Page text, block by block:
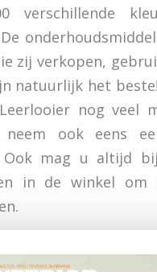
verschillende
zij verkopen,
natuurlijk het
nog veel
neem ook eens
Ook mag u altijd
in de winkel